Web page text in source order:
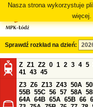
Nasza strona wykorzystuje
więcej.
Sprawdź rozkład na dzień:
Z Z1 Z2 0 1 2 3 4 5
41 43 45
Z3 Z6 Z13 Z43 50A
55B 55C 56 57 58A
64A 64B 65A 65B 66